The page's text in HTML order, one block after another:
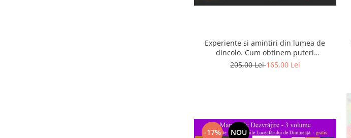
Experiente si amintiri din lumea de
dincolo. Cum obtinem puteri
extrasenzoriale - cu exercitii
205,00 Lei165,00 Lei
-17% NOU